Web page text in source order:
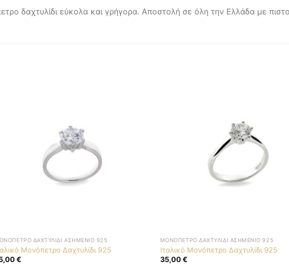
δαχτυλίδι εύκολα και γρήγορα. Αποστολή σε όλη την Ελλάδα με
ΔΑΧΤΥΛΊΔΙ ΑΣΗΜΈΝΙΟ 925
Μονόπετρο Δαχτυλίδι 925
€
ΜΟΝΌΠΕΤΡΟ ΔΑΧΤΥΛΊΔΙ ΑΣΗΜΈΝΙΟ 925
Ιταλικό Μονόπετρο Δαχτυλίδι 925
35,00€